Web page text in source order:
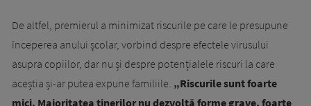
De altfel, premierul a minimizat riscurile pe care le presupune
începerea anului școlar, vorbind despre efectele virusului
asupra copiilor, dar nu și despre potențialele riscuri la care
aceștia și-ar putea expune familiile. „Riscurile sunt foarte
mici. Majoritatea tinerilor nu dezvoltă forme grave, foarte